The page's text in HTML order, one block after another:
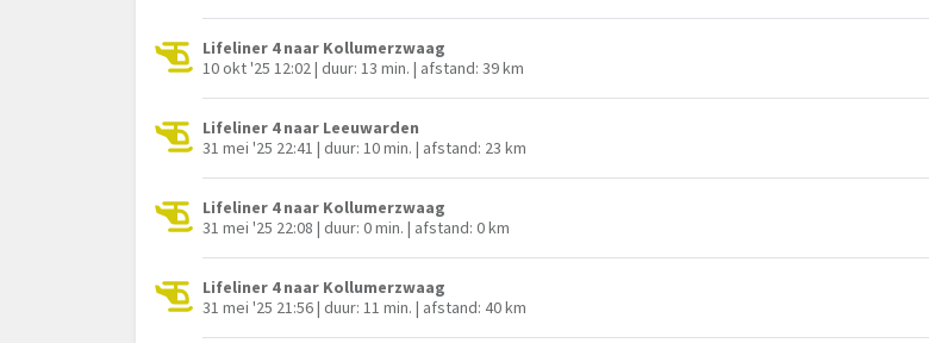
Lifeliner 4 naar Kollumerzwaag
10 okt '25 12:02 | duur: 13 min. | afstand: 39 km
Lifeliner 4 naar Leeuwarden
31 mei '25 22:41 | duur: 10 min. | afstand: 23 km
Lifeliner 4 naar Kollumerzwaag
31 mei '25 22:08 | duur: 0 min. | afstand: 0 km
Lifeliner 4 naar Kollumerzwaag
31 mei '25 21:56 | duur: 11 min. | afstand: 40 km